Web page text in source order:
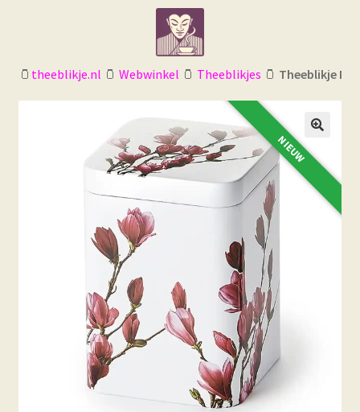
navigatie
inhoud
🫙 theeblikje.nl 🫙 Webwinkel 🫙 Theeblikjes 🫙 Theeblikje
NIEUW